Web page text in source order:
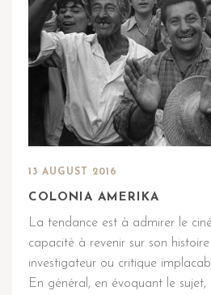
13 AUGUST 2016
COLONIA AMERIKA
La tendance est à admirer le
capacité à revenir sur son
investigateur ou critique
En général, en évoquant le sujet,